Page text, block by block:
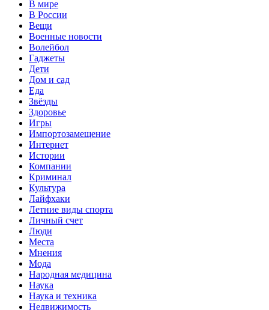
В мире
В России
Вещи
Военные новости
Волейбол
Гаджеты
Дети
Дом и сад
Еда
Звёзды
Здоровье
Игры
Импортозамещение
Интернет
Истории
Компании
Криминал
Культура
Лайфхаки
Летние виды спорта
Личный счет
Люди
Места
Мнения
Мода
Народная медицина
Наука
Наука и техника
Недвижимость